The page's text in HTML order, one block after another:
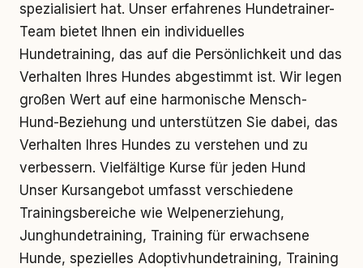
spezialisiert hat. Unser erfahrenes Hundetrainer-
Team bietet Ihnen ein individuelles
Hundetraining, das auf die Persönlichkeit und das
Verhalten Ihres Hundes abgestimmt ist. Wir legen
großen Wert auf eine harmonische Mensch-
Hund-Beziehung und unterstützen Sie dabei, das
Verhalten Ihres Hundes zu verstehen und zu
verbessern. Vielfältige Kurse für jeden Hund
Unser Kursangebot umfasst verschiedene
Trainingsbereiche wie Welpenerziehung,
Junghundetraining, Training für erwachsene
Hunde, spezielles Adoptivhundetraining, Training